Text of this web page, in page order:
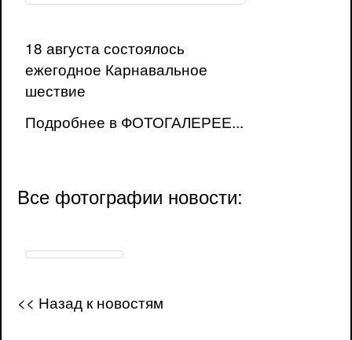
18 августа состоялось
ежегодное Карнавальное
шествие
Подробнее в ФОТОГАЛЕРЕЕ...
Все фотографии новости:
<< Назад к новостям